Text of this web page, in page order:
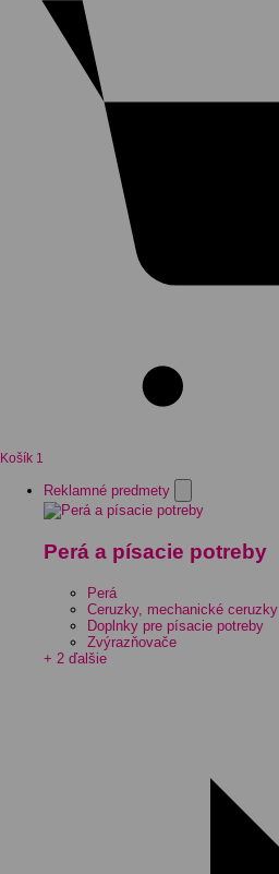
Košík 1
Reklamné predmety
Perá a písacie potreby
Perá
Ceruzky, mechanické ceruzky
Doplnky pre písacie potreby
Zvýrazňovače
+ 2 ďalšie